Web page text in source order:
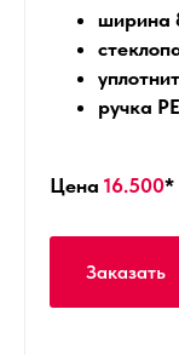
ширина
ручка
Цена 16.500*
Заказать